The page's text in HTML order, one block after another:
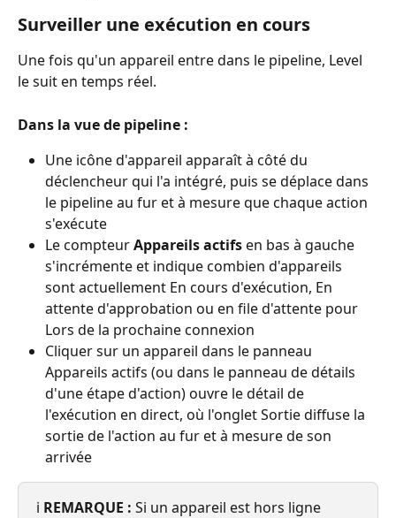
Surveiller une exécution en cours
Une fois qu'un appareil entre dans le pipeline, Level
le suit en temps réel.
Dans la vue de pipeline :
Une icône d'appareil apparaît à côté du
déclencheur qui l'a intégré, puis se déplace dans
le pipeline au fur et à mesure que chaque action
s'exécute
Le compteur Appareils actifs en bas à gauche
s'incrémente et indique combien d'appareils
sont actuellement En cours d'exécution, En
attente d'approbation ou en file d'attente pour
Lors de la prochaine connexion
Cliquer sur un appareil dans le panneau
Appareils actifs (ou dans le panneau de détails
d'une étape d'action) ouvre le détail de
l'exécution en direct, où l'onglet Sortie diffuse la
sortie de l'action au fur et à mesure de son
arrivée
ℹ️ REMARQUE : Si un appareil est hors ligne